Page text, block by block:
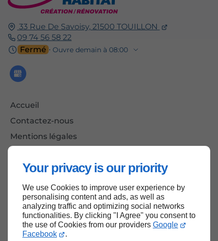
Your privacy is our priority
We use Cookies to improve user experience by
personalising content and ads, as well as
analyzing traffic and optimizing social networks
functionalities. By clicking "I Agree" you consent to
the use of Cookies from our providers Google
Facebook
.
33 Rue De Savoisy, 21500 TOUILLON
09 74 56 58 22
Fermé ⋅ Ouvre demain à 08:00
Accueil
Contactez-nous
Mentions légales
Haut de page